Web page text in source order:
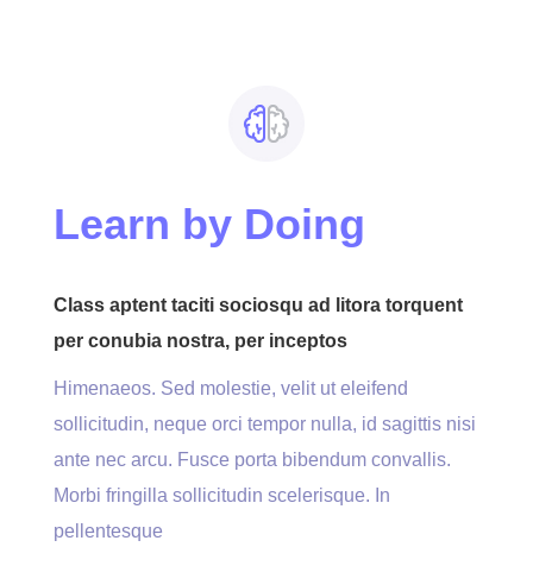
Learn by Doing
Class aptent taciti sociosqu ad litora torquent
per conubia nostra, per inceptos
Himenaeos. Sed molestie, velit ut eleifend
sollicitudin, neque orci tempor nulla, id sagittis nisi
ante nec arcu. Fusce porta bibendum convallis.
Morbi fringilla sollicitudin scelerisque. In
pellentesque